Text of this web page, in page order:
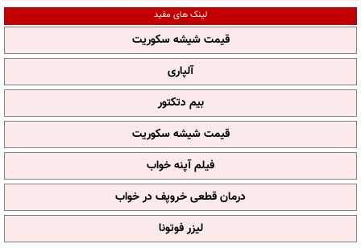
لینک های مفید
قیمت شیشه سکوریت
آلپاری
بیم دتکتور
قیمت شیشه سکوریت
فیلم آپنه خواب
درمان قطعی خروپف در خواب
لیزر فوتونا